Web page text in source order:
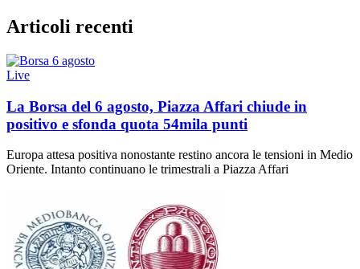
Articoli recenti
Live
La Borsa del 6 agosto, Piazza Affari chiude in
positivo e sfonda quota 54mila punti
Europa attesa positiva nonostante restino ancora le tensioni in Medio
Oriente. Intanto continuano le trimestrali a Piazza Affari